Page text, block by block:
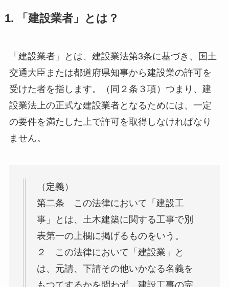
1. 「建設業者」とは？
「建設業者」とは、建設業法第3条に基づき、国土
交通大臣または都道府県知事から建設業の許可を
受けた者を指します。（同２条３項）つまり、建
設業法上の正式な建設業者となるためには、一定
の要件を満たした上で許可を取得しなければなり
ません。
（定義）
第二条 この法律において「建設工
事」とは、土木建築に関する工事で別
表第一の上欄に掲げるものをいう。
２ この法律において「建設業」と
は、元請、下請その他いかなる名義を
もつてするかを問わず、建設工事の完